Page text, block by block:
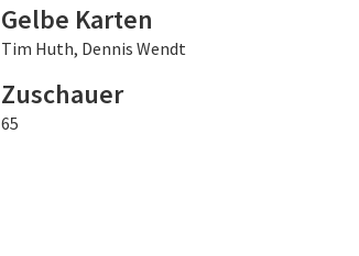
Gelbe Karten
Tim Huth, Dennis Wendt
Zuschauer
65